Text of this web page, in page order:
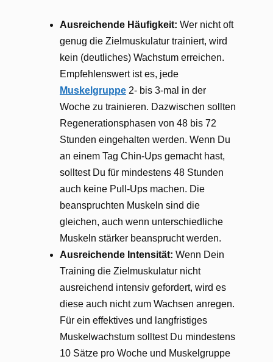
Ausreichende Häufigkeit: Wer nicht oft
genug die Zielmuskulatur trainiert, wird
kein (deutliches) Wachstum erreichen.
Empfehlenswert ist es, jede
Muskelgruppe 2- bis 3-mal in der
Woche zu trainieren. Dazwischen sollten
Regenerationsphasen von 48 bis 72
Stunden eingehalten werden. Wenn Du
an einem Tag Chin-Ups gemacht hast,
solltest Du für mindestens 48 Stunden
auch keine Pull-Ups machen. Die
beanspruchten Muskeln sind die
gleichen, auch wenn unterschiedliche
Muskeln stärker beansprucht werden.
Ausreichende Intensität: Wenn Dein
Training die Zielmuskulatur nicht
ausreichend intensiv gefordert, wird es
diese auch nicht zum Wachsen anregen.
Für ein effektives und langfristiges
Muskelwachstum solltest Du mindestens
10 Sätze pro Woche und Muskelgruppe